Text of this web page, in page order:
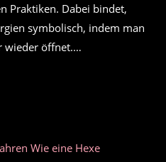
Praktiken. Dabei bindet,
symbolisch, indem man
wieder öffnet.…